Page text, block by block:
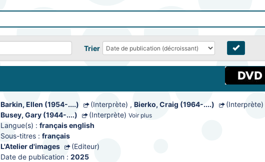
Trier
Barkin, Ellen (1954-....) (Interprète) , Bierko, Craig (1964-....) (Interprète)
Busey, Gary (1944-....)
(Interprète) Voir plus
Langue(s) : françaisenglish
Sous-titres : français
L'Atelier d'images
(Editeur)
Date de publication : 2025